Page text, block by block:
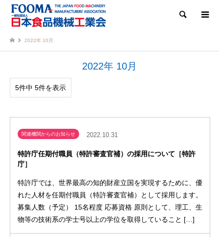
検索
2022年 10月
2022年 10月
5件中 5件を表示
関連機関からのお知らせ 2022.10.31
特許庁任期付職員（特許審査官補）の採用について［特許
庁］
特許庁では、世界最高の知的財産立国を実現するために、優
れた人材を任期付職員（特許審査官補）として採用します。
募集人数（予定） 15名程度 応募資格 原則として、理工、生
物等の技術系の学士号以上の学位を取得していること […]